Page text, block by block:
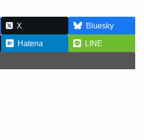
X
Bluesky
Hatena
LINE